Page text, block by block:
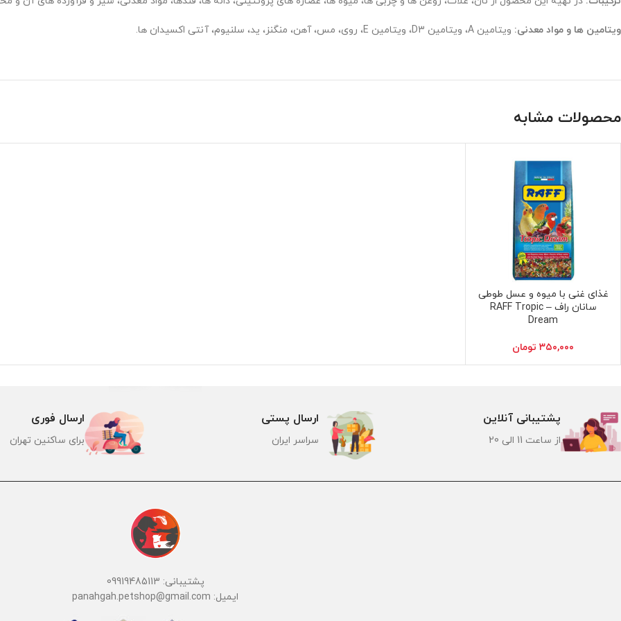
ویتامین ها و مواد معدنی: ویتامین A، ویتامین D3، ویتامین E، روی، مس، آهن، منگنز، ید، سلنیوم، آنتی اکسیدان ها.
محصولات مشابه
انتخاب گزینه ها
غذای غنی با میوه و عسل طوطی
سانان راف – RAFF Tropic
Dream
۳۵۰,۰۰۰ تومان
ارسال فوری
برای ساکنین تهران
ارسال پستی
سراسر ایران
پشتیبانی آنلاین
از ساعت 11 الی 20
پشتیبانی: 09919485113
ایمیل: panahgah.petshop@gmail.com